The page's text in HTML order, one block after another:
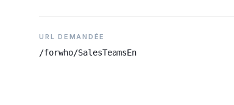
URL DEMANDÉE
/forwho/SalesTeamsEn